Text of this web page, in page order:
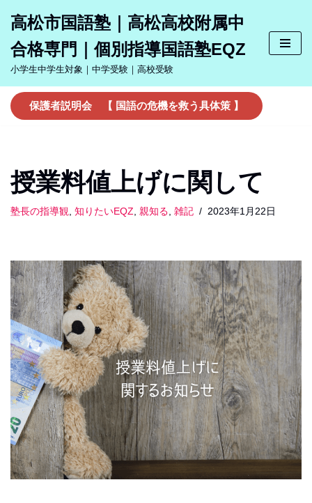
ン
テ
ン
ツ
へ
ッ
プ
高松市国語塾｜高松高校附属中
合格専門｜個別指導国語塾EQZ
小学生中学生対象｜中学受験｜高校受験
保護者説明会 【 国語の危機を救う具体策 】
授業料値上げに関して
塾長の指導観, 知りたいEQZ, 親知る, 雑記 2023年1月22日